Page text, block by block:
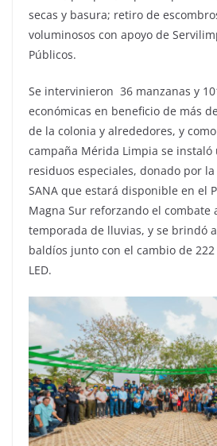
secas y basura; retiro de
voluminosos con apoyo de
Públicos.
Se intervinieron 36 manzanas y
económicas en beneficio de más
de la colonia y alrededores, y
campaña Mérida Limpia se
residuos especiales, donado por
SANA que estará disponible en el
Magna Sur reforzando el combate
temporada de lluvias, y se brindó
baldíos junto con el cambio de
LED.